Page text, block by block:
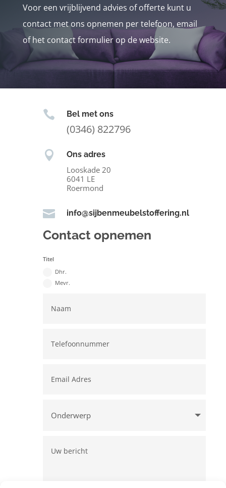
Voor een vrijblijvend advies of offerte kunt u
contact met ons opnemen per telefoon, email
of het contact formulier op de website.
 Bel met ons
(0346) 822796
 Ons adres
Looskade 20
6041 LE
Roermond
 info@sijbenmeubelstoffering.nl
Contact opnemen
Titel
Dhr.
Mevr.